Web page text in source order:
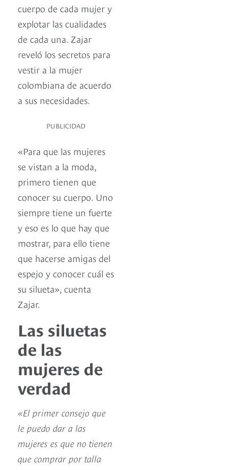
cuerpo de cada mujer y
explotar las cualidades
de cada una. Zajar
reveló los secretos para
vestir a la mujer
colombiana de acuerdo
a sus necesidades.
PUBLICIDAD
«Para que las mujeres
se vistan a la moda,
primero tienen que
conocer su cuerpo. Uno
siempre tiene un fuerte
y eso es lo que hay que
mostrar, para ello tiene
que hacerse amigas del
espejo y conocer cuál es
su silueta», cuenta
Zajar.
Las siluetas
de las
mujeres de
verdad
«El primer consejo que
le puedo dar a las
mujeres es que no tienen
que comprar por talla